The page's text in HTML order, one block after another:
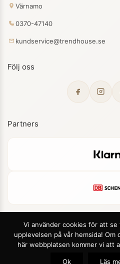
Värnamo
0370-47140
kundservice@trendhouse.se
Följ oss
Partners
© 2026 Trendhouse. Alla
Vi använder cookies för att
upplevelsen på vår hemsida!
här webbplatsen kommer vi att
Ok Läs